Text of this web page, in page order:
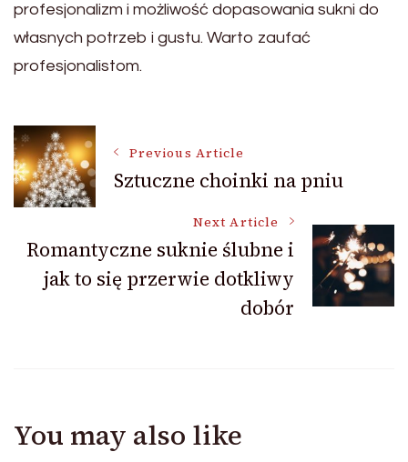
profesjonalizm i możliwość dopasowania sukni do
własnych potrzeb i gustu. Warto zaufać
profesjonalistom.
Post
Navigation
Previous Article
Sztuczne choinki na pniu
Next Article
Romantyczne suknie ślubne i
jak to się przerwie dotkliwy
dobór
You may also like